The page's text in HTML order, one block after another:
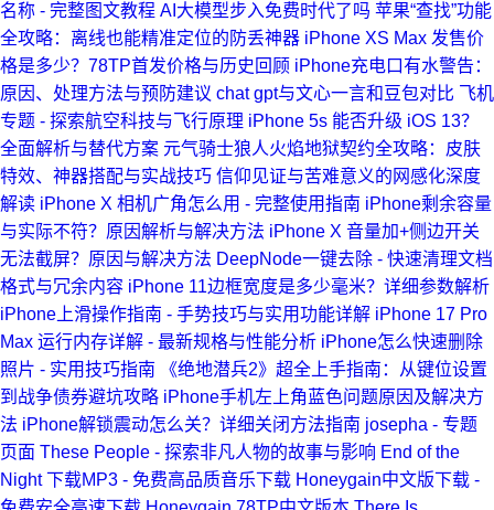
名称 - 完整图文教程 AI大模型步入免费时代了吗 苹果“查找”功能
全攻略：离线也能精准定位的防丢神器 iPhone XS Max 发售价
格是多少？78TP首发价格与历史回顾 iPhone充电口有水警告：
原因、处理方法与预防建议 chat gpt与文心一言和豆包对比 飞机
专题 - 探索航空科技与飞行原理 iPhone 5s 能否升级 iOS 13？
全面解析与替代方案 元气骑士狼人火焰地狱契约全攻略：皮肤
特效、神器搭配与实战技巧 信仰见证与苦难意义的网感化深度
解读 iPhone X 相机广角怎么用 - 完整使用指南 iPhone剩余容量
与实际不符？原因解析与解决方法 iPhone X 音量加+侧边开关
无法截屏？原因与解决方法 DeepNode一键去除 - 快速清理文档
格式与冗余内容 iPhone 11边框宽度是多少毫米？详细参数解析
iPhone上滑操作指南 - 手势技巧与实用功能详解 iPhone 17 Pro
Max 运行内存详解 - 最新规格与性能分析 iPhone怎么快速删除
照片 - 实用技巧指南
《绝地潜兵2》超全上手指南：从键位设置
到战争债券避坑攻略 iPhone手机左上角蓝色问题原因及解决方
法 iPhone解锁震动怎么关？详细关闭方法指南 josepha - 专题
页面 These People - 探索非凡人物的故事与影响 End of the
Night 下载MP3 - 免费高品质音乐下载 Honeygain中文版下载 -